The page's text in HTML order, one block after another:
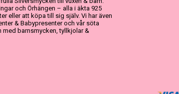
och Örhängen – alla i äkta 925
eller att köpa till sig själv. Vi har även
& Babypresenter och vår söta
barnsmycken, tyllkjolar &